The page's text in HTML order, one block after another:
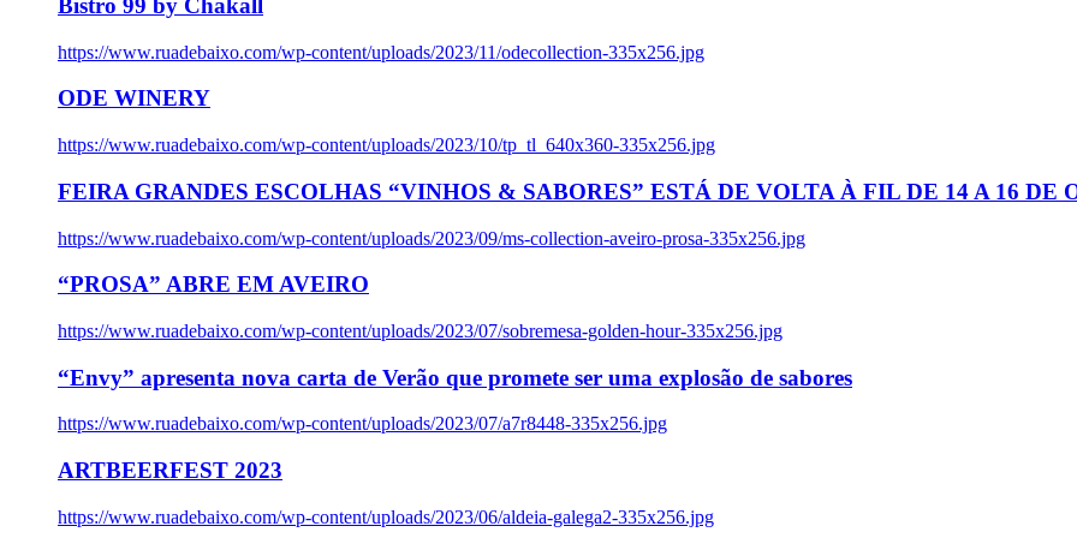
Bistro 99 by Chakall
https://www.ruadebaixo.com/wp-content/uploads/2023/11/odecollection-335x256.jpg
ODE WINERY
https://www.ruadebaixo.com/wp-content/uploads/2023/10/tp_tl_640x360-335x256.jpg
FEIRA GRANDES ESCOLHAS “VINHOS & SABORES” ESTÁ DE VOLTA À FIL DE 14 A 16 DE
https://www.ruadebaixo.com/wp-content/uploads/2023/09/ms-collection-aveiro-prosa-335x256.jpg
“PROSA” ABRE EM AVEIRO
https://www.ruadebaixo.com/wp-content/uploads/2023/07/sobremesa-golden-hour-335x256.jpg
“Envy” apresenta nova carta de Verão que promete ser uma explosão de sabores
https://www.ruadebaixo.com/wp-content/uploads/2023/07/a7r8448-335x256.jpg
ARTBEERFEST 2023
https://www.ruadebaixo.com/wp-content/uploads/2023/06/aldeia-galega2-335x256.jpg